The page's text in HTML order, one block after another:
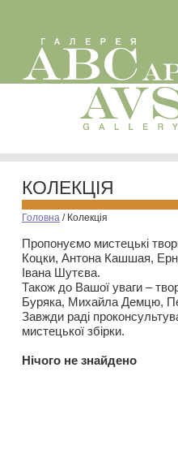
КОЛЕКЦІЯ
Головна / Колекція
Пропонуємо мистецькі
Коцки, Антона Кашшая,
Івана Шутєва.
Також до Вашої уваги –
Буряка, Михайла Демцю,
Завжди раді
мистецької збірки.
Нiчого не знайдено